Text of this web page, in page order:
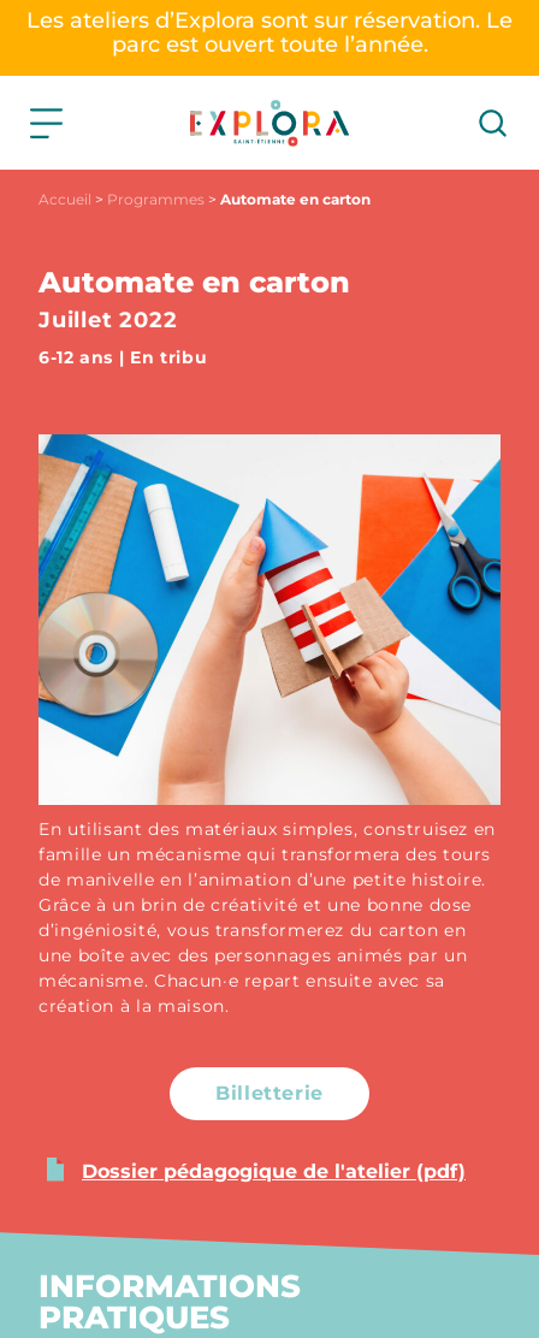
Les ateliers d’Explora sont sur réservation. Le
parc est ouvert toute l’année.
Accueil > Programmes > Automate en carton
Automate en carton
Juillet 2022
6-12 ans | En tribu
En utilisant des matériaux simples, construisez en
famille un mécanisme qui transformera des tours
de manivelle en l’animation d’une petite histoire.
Grâce à un brin de créativité et une bonne dose
d’ingéniosité, vous transformerez du carton en
une boîte avec des personnages animés par un
mécanisme. Chacun·e repart ensuite avec sa
création à la maison.
Billetterie
Dossier pédagogique de l'atelier (pdf)
INFORMATIONS
PRATIQUES